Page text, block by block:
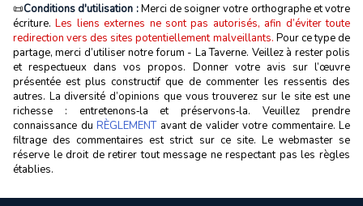
📜Conditions d'utilisation :Merci de soigner votre orthographe et votre
écriture.Les liens externes ne sont pas autorisés, afin d’éviter toute
redirection vers des sites potentiellement malveillants. Pour ce type de
partage, merci d’utiliser notre forum - La Taverne. Veillez à rester polis
et respectueux dans vos propos. Donner votre avis sur l’œuvre
présentée est plus constructif que de commenter les ressentis des
autres. La diversité d’opinions que vous trouverez sur le site est une
richesse : entretenons‑la et préservons‑la. Veuillez prendre
connaissance du RÈGLEMENTavant de valider votre commentaire. Le
filtrage des commentaires est strict sur ce site. Le webmaster se
réserve le droit de retirer tout message ne respectant pas les règles
établies.